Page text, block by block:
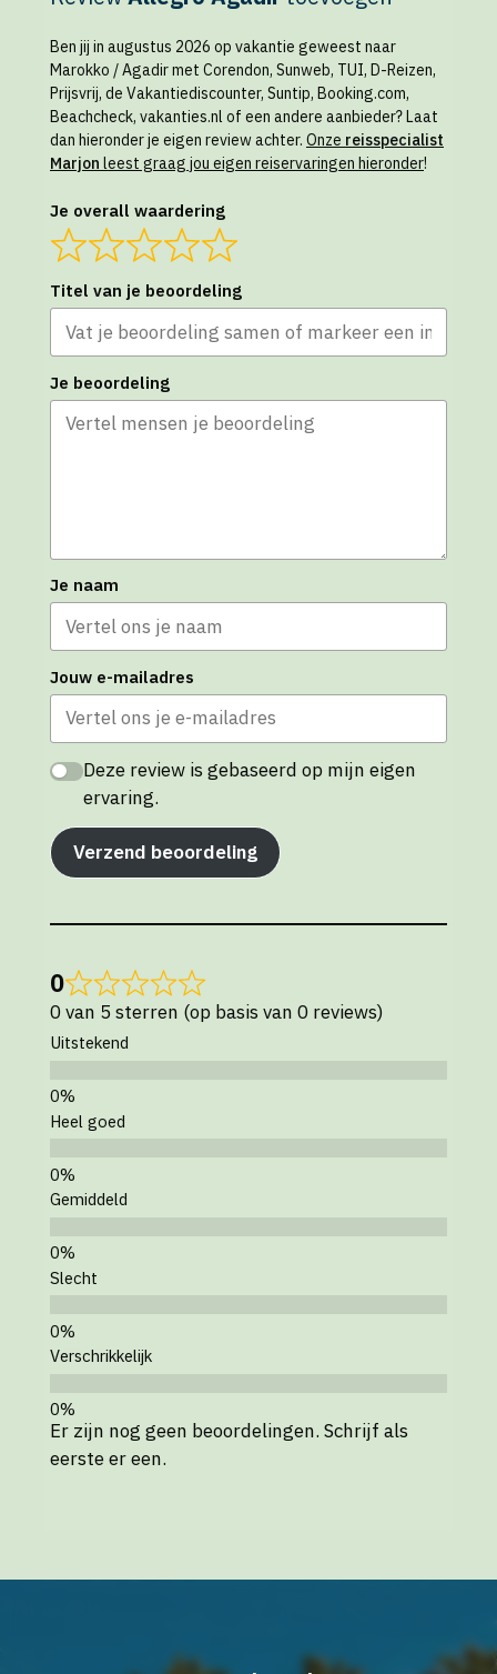
Ben jij in augustus 2026 op vakantie geweest naar
Marokko / Agadir met Corendon, Sunweb, TUI, D-Reizen,
Prijsvrij, de Vakantiediscounter, Suntip, Booking.com,
Beachcheck, vakanties.nl of een andere aanbieder? Laat
dan hieronder je eigen review achter. Onze reisspecialist
Marjon leest graag jou eigen reiservaringen hieronder!
Je overall waardering
Titel van je beoordeling
Je beoordeling
Je naam
Jouw e-mailadres
Deze review is gebaseerd op mijn eigen
ervaring.
Verzend beoordeling
0
0 van 5 sterren (op basis van 0 reviews)
Uitstekend
Heel goed
Gemiddeld
Slecht
Verschrikkelijk
Er zijn nog geen beoordelingen. Schrijf als
eerste er een.